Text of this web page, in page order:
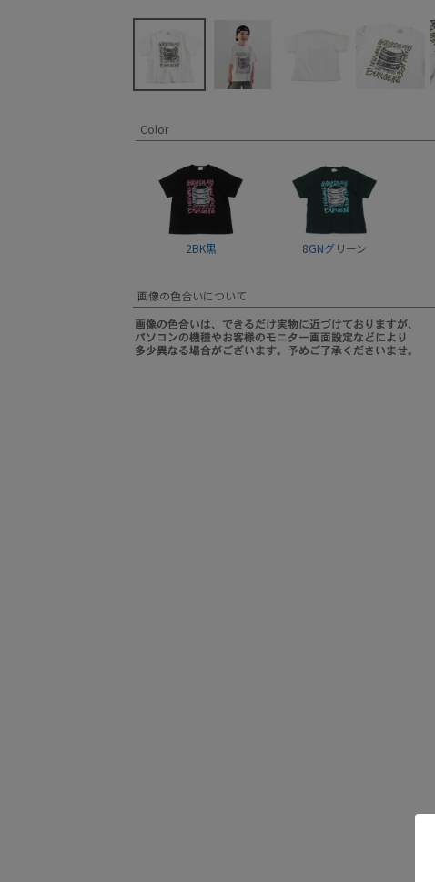
Color
2BK黒 8GNグリーン
画像の色合いについて